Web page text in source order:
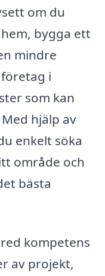
om du
bygga ett
mindre
i
som kan
hjälp av
enkelt söka
område och
bästa
kompetens
av projekt,